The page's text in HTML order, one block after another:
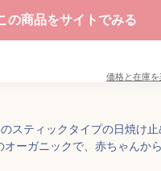
の商品をサイトでみる
価格と在庫を
スティックタイプの日焼け
オーガニックで、赤ちゃんか